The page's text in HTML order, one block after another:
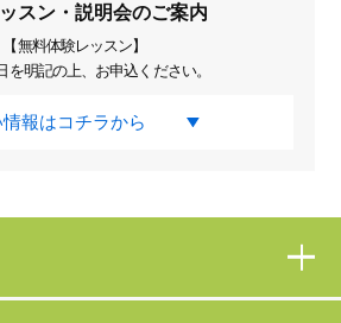
スン・説明会のご案内
【無料体験レッスン】
明記の上、お申込ください。
報はコチラから